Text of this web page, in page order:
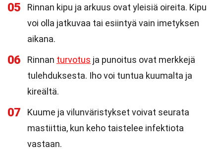
05
Rinnan kipu ja arkuus ovat yleisiä oireita. Kipu
voi olla jatkuvaa tai esiintyä vain imetyksen
aikana.
06 Rinnan turvotus ja punoitus ovat merkkejä
tulehduksesta. Iho voi tuntua kuumalta ja
kireältä.
07
Kuume ja vilunväristykset voivat seurata
mastiittia, kun keho taistelee infektiota
vastaan.